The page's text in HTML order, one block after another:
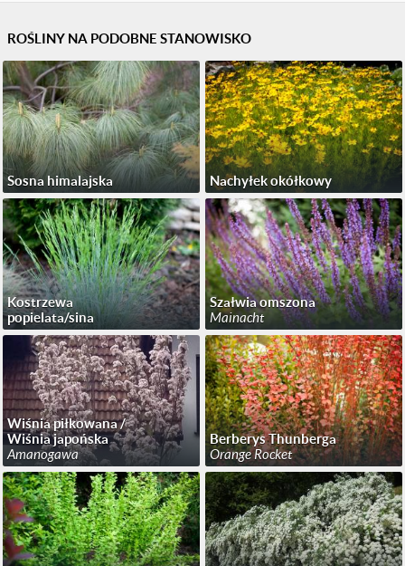
ROŚLINY NA PODOBNE STANOWISKO
Sosna himalajska Nachyłek okółkowy
Kostrzewa
popielata/sina
Szałwia omszona
Mainacht
Wiśnia piłkowana /
Wiśnia japońska
Amanogawa
Berberys Thunberga
Orange Rocket